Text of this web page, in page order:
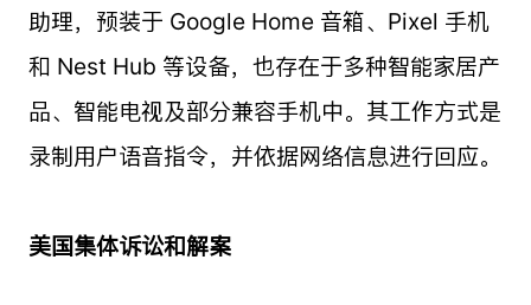
助理，预装于 Google Home 音箱、Pixel 手机
和 Nest Hub 等设备，也存在于多种智能家居产
品、智能电视及部分兼容手机中。其工作方式是
录制用户语音指令，并依据网络信息进行回应。
美国集体诉讼和解案